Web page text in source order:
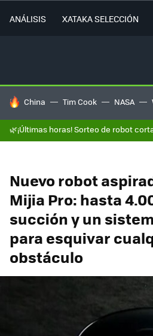
ANÁLISIS XATAKA SELECCIÓN
HOY SE HABLA DE
China Tim Cook NASA
🌿¡Últimas horas! Sorteo de robot
Nuevo robot
Mijia Pro: hasta
succión y un
para esquivar
obstáculo